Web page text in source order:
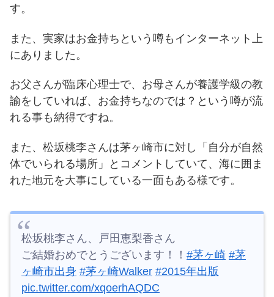
す。
また、実家はお金持ちという噂もインターネット上
にありました。
お父さんが臨床心理士で、お母さんが養護学級の教
諭をしていれば、お金持ちなのでは？という噂が流
れる事も納得ですね。
また、松坂桃李さんは茅ヶ崎市に対し「自分が自然
体でいられる場所」とコメントしていて、海に囲ま
れた地元を大事にしている一面もある様です。
松坂桃李さん、戸田恵梨香さん
ご結婚おめでとうございます！！ #茅ヶ崎 #茅
ヶ崎市出身 #茅ヶ崎Walker #2015年出版
pic.twitter.com/xqoerhAQDC